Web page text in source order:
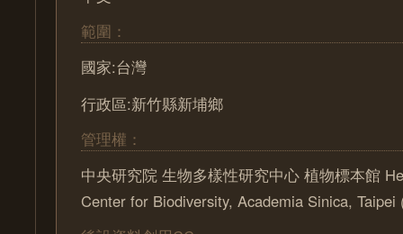
範圍：
國家:台灣
行政區:新竹縣新埔鄉
管理權：
中央研究院 生物多樣性研究中心 植物標本館
Center for Biodiversity, Academia Sinica, Taipei